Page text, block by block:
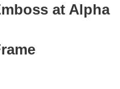
at Alpha